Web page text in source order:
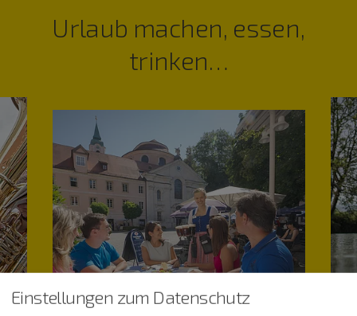
Urlaub machen, essen,
trinken…
Einstellungen zum Datenschutz